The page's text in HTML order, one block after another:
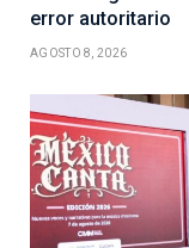
error autoritario
AGOSTO 8, 2026